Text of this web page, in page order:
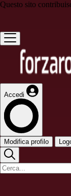
Questo sito
Accedi
Modifica profilo